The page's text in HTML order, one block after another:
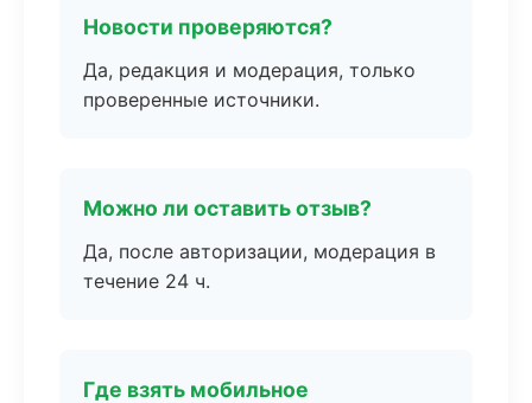
Новости проверяются?
Да, редакция и модерация, только
проверенные источники.
Можно ли оставить отзыв?
Да, после авторизации, модерация в
течение 24 ч.
Где взять мобильное